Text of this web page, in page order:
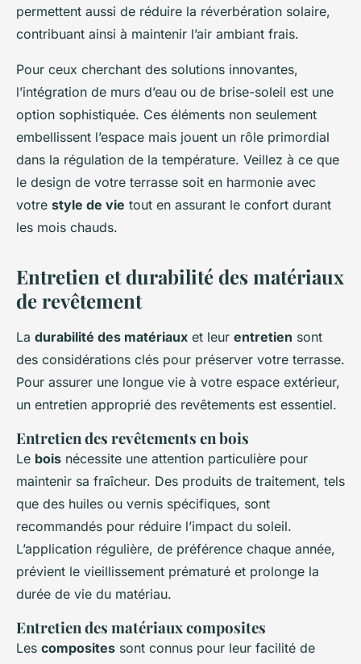
permettent aussi de réduire la réverbération solaire,
contribuant ainsi à maintenir l’air ambiant frais.
Pour ceux cherchant des solutions innovantes,
l’intégration de murs d’eau ou de brise-soleil est une
option sophistiquée. Ces éléments non seulement
embellissent l’espace mais jouent un rôle primordial
dans la régulation de la température. Veillez à ce que
le design de votre terrasse soit en harmonie avec
votre style de vie tout en assurant le confort durant
les mois chauds.
Entretien et durabilité des matériaux
de revêtement
La durabilité des matériaux et leur entretien sont
des considérations clés pour préserver votre terrasse.
Pour assurer une longue vie à votre espace extérieur,
un entretien approprié des revêtements est essentiel.
Entretien des revêtements en bois
Le bois nécessite une attention particulière pour
maintenir sa fraîcheur. Des produits de traitement, tels
que des huiles ou vernis spécifiques, sont
recommandés pour réduire l’impact du soleil.
L’application régulière, de préférence chaque année,
prévient le vieillissement prématuré et prolonge la
durée de vie du matériau.
Entretien des matériaux composites
Les composites sont connus pour leur facilité de